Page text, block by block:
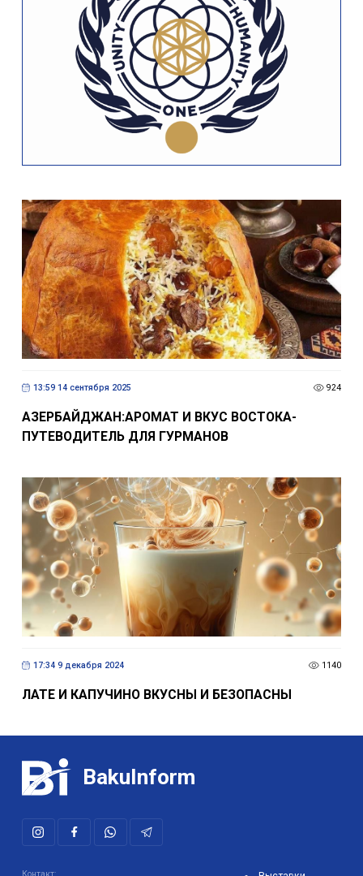
13:59 14 сентября 2025 924
АЗЕРБАЙДЖАН:АРОМАТ И ВКУС ВОСТОКА-
ПУТЕВОДИТЕЛЬ ДЛЯ ГУРМАНОВ
17:34 9 декабря 2024 1140
ЛАТЕ И КАПУЧИНО ВКУСНЫ И БЕЗОПАСНЫ
BakuInform